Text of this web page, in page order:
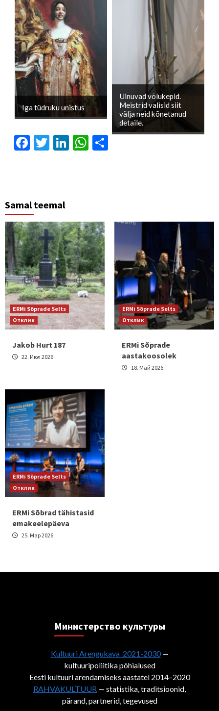
Iga tüdruku unistus
Uinuvad võlukepid.
Meistrid valisid siit
välja neid kõnetanud
detaile.
Facebook
Twitter
LinkedIn
WhatsApp
Samal teemal
ERMi Sõprade Selts
Отклик
Jakob Hurt 187
22. Июл 2026
ERMi Sõprade Selts
Отклик
ERMi Sõprade
aastakoosolek
18. Май 2026
ERMi Sõprade Selts
Отклик
ERMi Sõbrad tähistasid
emakeelepäeva
25. Мар 2026
Министерствo культуры
Kultuuri Arengukava 2021-2030—
kultuuripoliitika põhialused
Eesti kultuuri arendamiseks aastatel 2014–2020
RAHVAKULTUUR — statistika, traditsioonid,
pärand, partnerid, tegevused